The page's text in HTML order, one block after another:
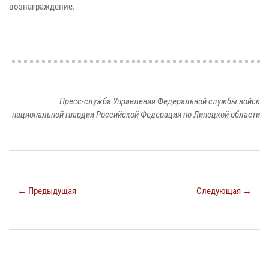
вознаграждение.
Пресс-служба Управления Федеральной службы войск
национальной гвардии Российской Федерации по Липецкой области
← Предыдущая Следующая →